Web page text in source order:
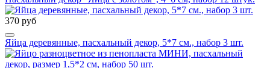
370 руб
Яйца деревянные, пасхальный декор, 5*7 см., набор 3 шт.